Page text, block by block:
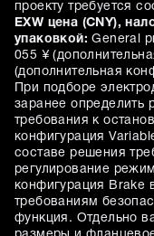
проекту требуется
EXW цена (CNY),
упаковкой: General
055 ¥
(дополнительная
При подборе
заранее определить
требования к
конфигурация
составе решения
регулирование
конфигурация Brake
требованиям
функция. Отдельно